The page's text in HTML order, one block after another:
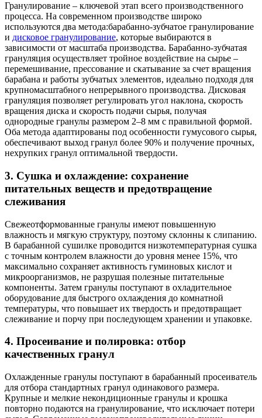
Гранулирование – ключевой этап всего производственного
процесса. На современном производстве широко
используются два метода:барабанно-зубчатое гранулирование
и дисковое гранулирование, которые выбираются в
зависимости от масштаба производства. Барабанно-зубчатая
грануляция осуществляет тройное воздействие на сырье –
перемешивание, прессование и скатывание за счет вращения
барабана и работы зубчатых элементов, идеально подходя для
крупномасштабного непрерывного производства. Дисковая
грануляция позволяет регулировать угол наклона, скорость
вращения диска и скорость подачи сырья, получая
однородные гранулы размером 2–8 мм с правильной формой.
Оба метода адаптированы под особенности гумусового сырья,
обеспечивают выход гранул более 90% и получение прочных,
нехрупких гранул оптимальной твердости.
3. Сушка и охлаждение: сохранение
питательных веществ и предотвращение
слеживания
Свежеотформованные гранулы имеют повышенную
влажность и мягкую структуру, поэтому склонны к слипанию.
В барабанной сушилке проводится низкотемпературная сушка
с точным контролем влажности до уровня менее 15%, что
максимально сохраняет активность гуминовых кислот и
микроорганизмов, не разрушая полезные питательные
компоненты. Затем гранулы поступают в охладительное
оборудование для быстрого охлаждения до комнатной
температуры, что повышает их твердость и предотвращает
слеживание и порчу при последующем хранении и упаковке.
4. Просеивание и полировка: отбор
качественных гранул
Охлажденные гранулы поступают в барабанный просеиватель
для отбора стандартных гранул одинакового размера.
Крупные и мелкие некондиционные гранулы и крошка
повторно подаются на гранулирование, что исключает потери